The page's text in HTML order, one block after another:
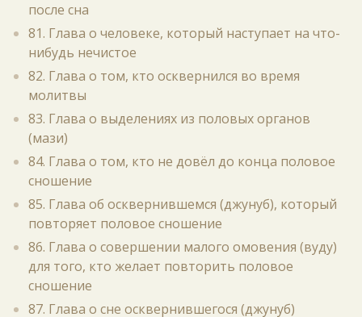
после сна
81. Глава о человеке, который наступает на что-
нибудь нечистое
82. Глава о том, кто осквернился во время
молитвы
83. Глава о выделениях из половых органов
(мази)
84. Глава о том, кто не довёл до конца половое
сношение
85. Глава об осквернившемся (джунуб), который
повторяет половое сношение
86. Глава о совершении малого омовения (вуду)
для того, кто желает повторить половое
сношение
87. Глава о сне осквернившегося (джунуб)